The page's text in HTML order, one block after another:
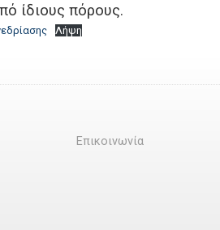
ίδιους πόρους.
Λήψη
Επικοινωνία